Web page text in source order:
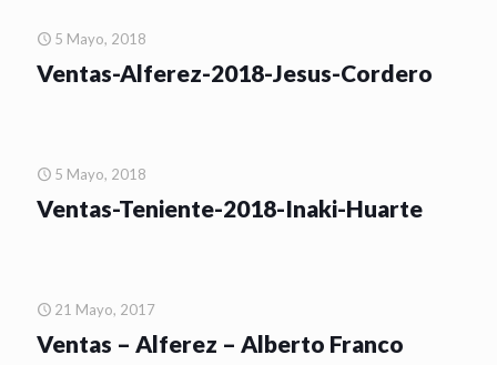
5 Mayo, 2018
Ventas-Alferez-2018-Jesus-Cordero
5 Mayo, 2018
Ventas-Teniente-2018-Inaki-Huarte
21 Mayo, 2017
Ventas – Alferez – Alberto Franco